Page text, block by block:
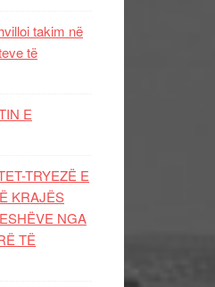
takim në
të
E
TRYEZË E
KRAJËS
NGA
TË